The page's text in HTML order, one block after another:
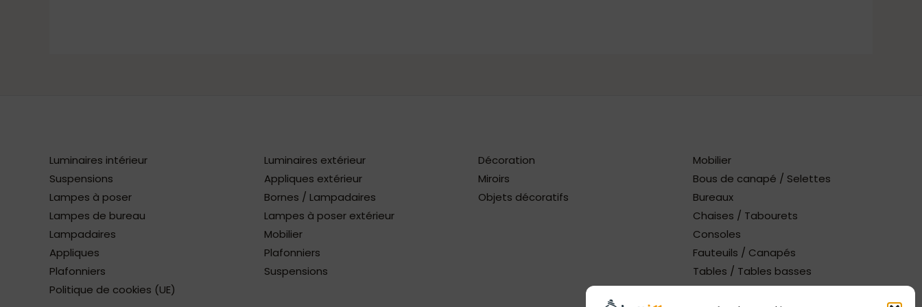
Luminaires intérieur
Suspensions
Lampes à poser
Lampes de bureau
Lampadaires
Appliques
Plafonniers
Politique de cookies (UE)
Luminaires extérieur
Appliques extérieur
Bornes / Lampadaires
Lampes à poser extérieur
Mobilier
Plafonniers
Suspensions
Décoration
Miroirs
Objets décoratifs
Mobilier
Bous de canapé / Selettes
Bureaux
Chaises / Tabourets
Consoles
Fauteuils / Canapés
Tables / Tables basses